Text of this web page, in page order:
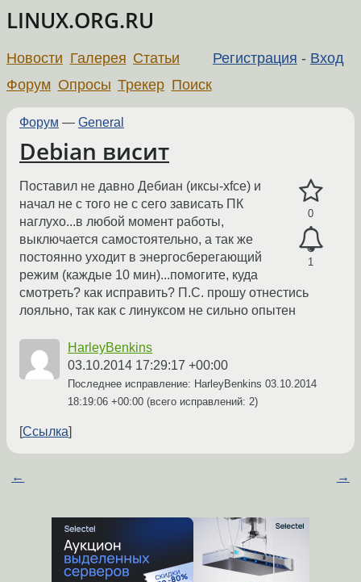
LINUX.ORG.RU
Регистрация - Вход
Новости Галерея Статьи
Форум Опросы Трекер Поиск
Форум — General
Debian висит
0
1
Поставил не давно Дебиан (иксы-xfce) и
начал не с того не с сего зависать ПК
наглухо...в любой момент работы,
выключается самостоятельно, а так же
постоянно уходит в энергосберегающий
режим (каждые 10 мин)...помогите, куда
смотреть? как исправить? П.С. прошу отнестись
лояльно, так как с линуксом не сильно опытен
HarleyBenkins
03.10.2014 17:29:17 +00:00
Последнее исправление: HarleyBenkins 03.10.2014
18:19:06 +00:00 (всего исправлений: 2)
Ссылка
← →